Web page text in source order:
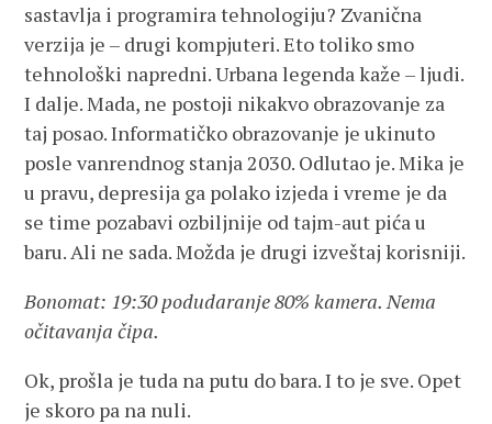
sastavlja i programira tehnologiju? Zvanična
verzija je – drugi kompjuteri. Eto toliko smo
tehnološki napredni. Urbana legenda kaže – ljudi.
I dalje. Mada, ne postoji nikakvo obrazovanje za
taj posao. Informatičko obrazovanje je ukinuto
posle vanrendnog stanja 2030. Odlutao je. Mika je
u pravu, depresija ga polako izjeda i vreme je da
se time pozabavi ozbiljnije od tajm-aut pića u
baru. Ali ne sada. Možda je drugi izveštaj korisniji.
Bonomat: 19:30 podudaranje 80% kamera. Nema
očitavanja čipa.
Ok, prošla je tuda na putu do bara. I to je sve. Opet
je skoro pa na nuli.